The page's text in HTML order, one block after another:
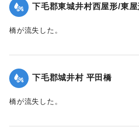
下毛郡東城井村西屋形/東
橋が流失した。
｜固有コード:00268357
下毛郡城井村 平田橋
橋が流失した。